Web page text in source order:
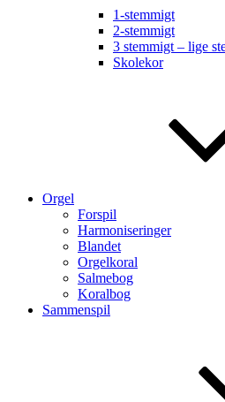
1-stemmigt
2-stemmigt
3 stemmigt – lige
Skolekor
Orgel
Forspil
Harmoniseringer
Blandet
Orgelkoral
Salmebog
Koralbog
Sammenspil